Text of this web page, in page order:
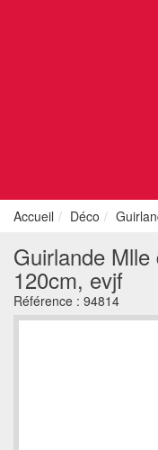
Accueil Déco
Guirlande
120cm, evjf
Référence : 94814